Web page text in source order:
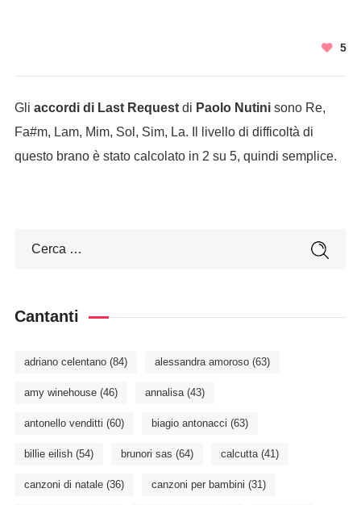
5
Gli accordi di Last Requestdi Paolo Nutinisono Re,
Fa#m, Lam, Mim, Sol, Sim, La. Il livello di difficoltà di
questo brano è stato calcolato in 2 su 5, quindi semplice.
Cantanti
adriano celentano(84) alessandra amoroso(63)
amy winehouse(46) annalisa(43)
antonello venditti (60) biagio antonacci (63)
billie eilish(54) brunori sas (64) calcutta(41)
canzoni di natale(36) canzoni per bambini (31)